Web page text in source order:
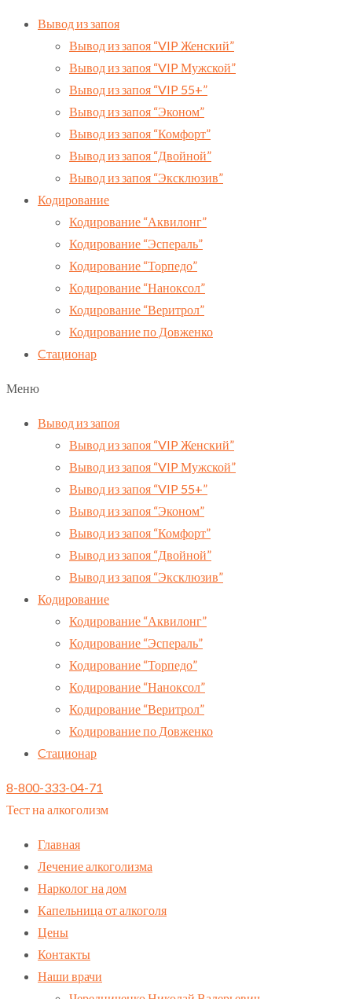
Вывод из запоя
Вывод из запоя “VIP Женский”
Вывод из запоя “VIP Мужской”
Вывод из запоя “VIP 55+”
Вывод из запоя “Эконом”
Вывод из запоя “Комфорт”
Вывод из запоя “Двойной”
Вывод из запоя “Эксклюзив”
Кодирование
Кодирование “Аквилонг”
Кодирование “Эспераль”
Кодирование “Торпедо”
Кодирование “Наноксол”
Кодирование “Веритрол”
Кодирование по Довженко
Cтационар
Меню
Вывод из запоя
Вывод из запоя “VIP Женский”
Вывод из запоя “VIP Мужской”
Вывод из запоя “VIP 55+”
Вывод из запоя “Эконом”
Вывод из запоя “Комфорт”
Вывод из запоя “Двойной”
Вывод из запоя “Эксклюзив”
Кодирование
Кодирование “Аквилонг”
Кодирование “Эспераль”
Кодирование “Торпедо”
Кодирование “Наноксол”
Кодирование “Веритрол”
Кодирование по Довженко
Cтационар
8-800-333-04-71
Тест на алкоголизм
Главная
Лечение алкоголизма
Нарколог на дом
Капельница от алкоголя
Цены
Контакты
Наши врачи